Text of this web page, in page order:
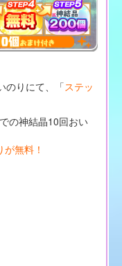
のりにて、「ステッ
の神結晶10回おい
無料！